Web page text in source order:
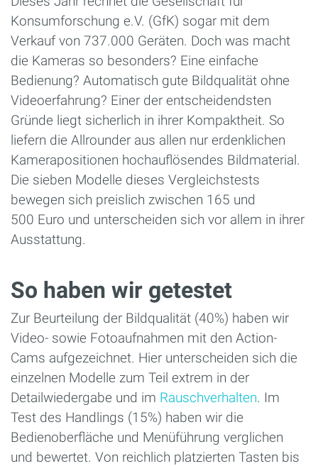
Konsumforschung e.V. (GfK) sogar mit dem
Verkauf von 737.000 Geräten. Doch was macht
die Kameras so besonders? Eine einfache
Bedienung? Automatisch gute Bildqualität ohne
Videoerfahrung? Einer der entscheidendsten
Gründe liegt sicherlich in ihrer Kompaktheit. So
liefern die Allrounder aus allen nur erdenklichen
Kamerapositionen hochauflösendes Bildmaterial.
Die sieben Modelle dieses Vergleichstests
bewegen sich preislich zwischen 165 und
500 Euro und unterscheiden sich vor allem in ihrer
Ausstattung.
So haben wir getestet
Zur Beurteilung der Bildqualität (40%) haben wir
Video- sowie Fotoaufnahmen mit den Action-
Cams aufgezeichnet. Hier unterscheiden sich die
einzelnen Modelle zum Teil extrem in der
Detailwiedergabe und im Rauschverhalten. Im
Test des Handlings (15%) haben wir die
Bedienoberfläche und Menüführung verglichen
und bewertet. Von reichlich platzierten Tasten bis